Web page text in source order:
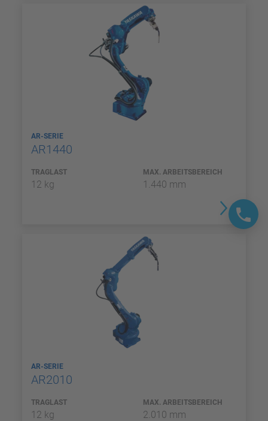
AR-SERIE
AR1440
TRAGLAST
12 kg
MAX. ARBEITSBEREICH
1.440 mm
AR-SERIE
AR2010
TRAGLAST
12 kg
MAX. ARBEITSBEREICH
2.010 mm